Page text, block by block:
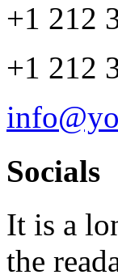
+1 212
+1 212
Socials
It is a
the